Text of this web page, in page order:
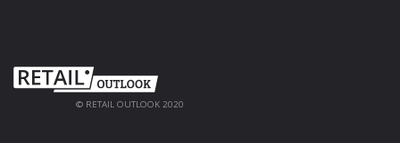
© RETAIL OUTLOOK 2020